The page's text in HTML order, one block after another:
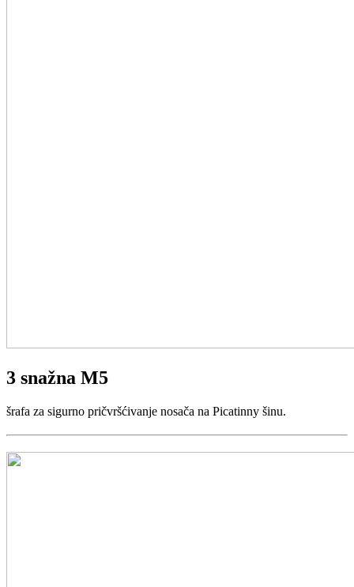
3 snažna M5
šrafa za sigurno pričvršćivanje nosača na Picatinny šinu.